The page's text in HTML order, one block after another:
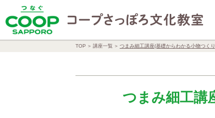
TOP 講座一覧 つまみ細工講座(基礎からわかる小物つく
つまみ細工講